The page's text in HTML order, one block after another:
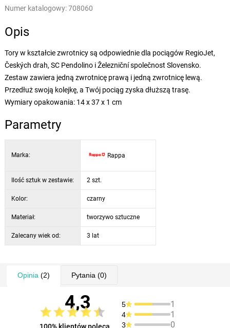
Numer katalogowy:708060
Opis
Tory w kształcie zwrotnicy są odpowiednie dla pociągów RegioJet,
Českých drah, SC Pendolino i Železniční společnost Slovensko.
Zestaw zawiera jedną zwrotnicę prawą i jedną zwrotnicę lewą.
Przedłuż swoją kolejkę, a Twój pociąg zyska dłuższą trasę.
Wymiary opakowania: 14 x 37 x 1 cm
Parametry
Marka: Rappa
Ilość sztuk w zestawie: 2 szt.
Kolor: czarny
Materiał: tworzywo sztuczne
Zalecany wiek od: 3 lat
Opinia (2) Pytania (0)
4,3 5 1
4 1
3 0